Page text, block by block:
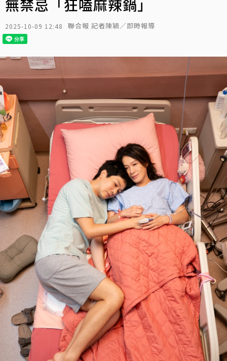
無禁忌「狂嗑麻辣鍋」
2025-10-09 12:48 聯合報 記者陳穎／即時報導